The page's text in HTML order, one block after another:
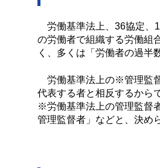
労働基準法上、36協定、
の労働者で組織する労働組
く、多くは「労働者の過半
労働基準法上の※管理監
代表する者と相反するから
※労働基準法上の管理監督
管理監督者」などと、決め